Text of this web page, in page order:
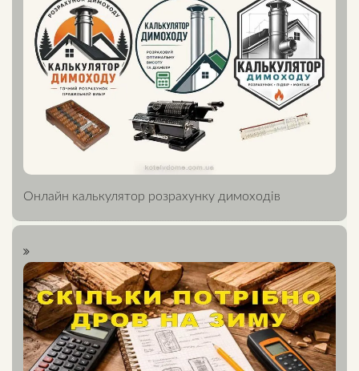
Онлайн калькулятор розрахунку димоходів